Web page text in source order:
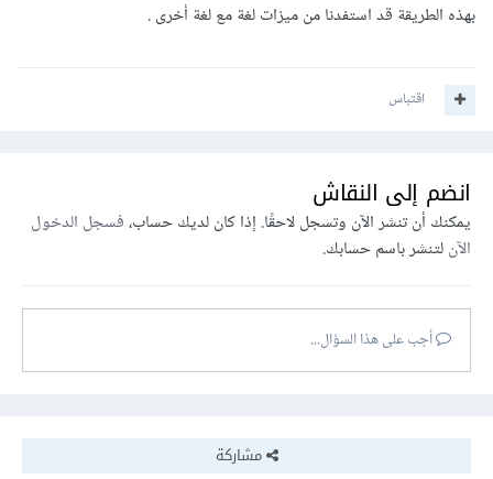
بهذه الطريقة قد استفدنا من ميزات لغة مع لغة أخرى .
اقتباس
انضم إلى النقاش
يمكنك أن تنشر الآن وتسجل لاحقًا. إذا كان لديك حساب،فسجل الدخول
الآنلتنشر باسم حسابك.
أجب على هذا السؤال...
مشاركة